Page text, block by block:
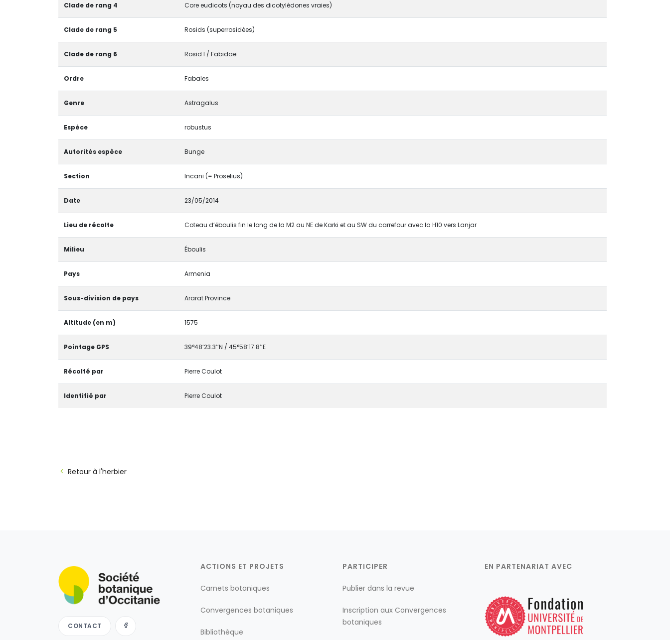
Clade de rang 4 Core eudicots (noyau des dicotylédones vraies)
Clade de rang 5 Rosids (superrosidées)
Clade de rang 6 Rosid I / Fabidae
Ordre Fabales
Genre Astragalus
Espèce robustus
Autorités espèce Bunge
Section Incani (= Proselius)
Date 23/05/2014
Lieu de récolte Coteau d’éboulis fin le long de la M2 au NE de Karki et au SW du carrefour avec la H10 vers Lanjar
Milieu Éboulis
Pays Armenia
Sous-division de pays Ararat Province
Altitude (en m) 1575
Pointage GPS 39°48’23.3’’N / 45°58’17.8’’E
Récolté par Pierre Coulot
Identifié par Pierre Coulot
Retour à l'herbier
CONTACT
ACTIONS ET PROJETS
Carnets botaniques
Convergences botaniques
Bibliothèque
PARTICIPER
Publier dans la revue
Inscription aux Convergences
botaniques
EN PARTENARIAT AVEC